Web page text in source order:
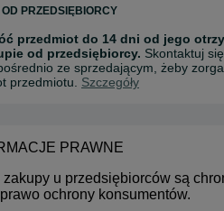
PRZEDSIĘBIORCY
przedmiot do 14 dni od jego
od przedsiębiorcy. Skontaktuj się
ze sprzedającym, żeby
przedmiotu. Szczegóły
PRAWNE
zakupy u przedsiębiorców są
ochrony konsumentów.